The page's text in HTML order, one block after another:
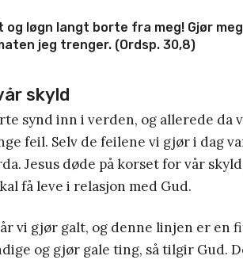
og løgn langt borte fra meg! Gjør
jeg trenger. (Ordsp. 30,8)
skyld
synd inn i verden, og allerede da
feil. Selv de feilene vi gjør i dag
Jesus døde på korset for vår
få leve i relasjon med Gud.
vi gjør galt, og denne linjen er en
og gjør gale ting, så tilgir Gud.